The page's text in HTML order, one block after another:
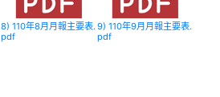
8) 110年8月月報主要表.
pdf
9) 110年9月月報主要表.
pdf